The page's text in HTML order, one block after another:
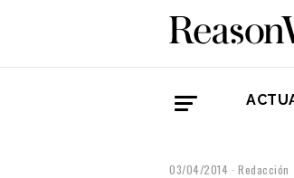
03/04/2014 Redacción